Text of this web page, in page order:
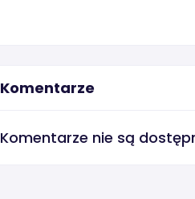
Komentarze
Komentarze nie są